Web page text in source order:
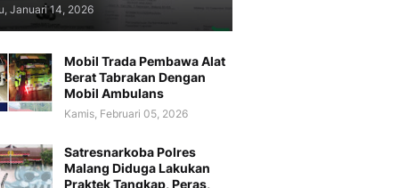
Januari 14, 2026
Mobil Trada Pembawa Alat
Berat Tabrakan Dengan
Mobil Ambulans
Kamis, Februari 05, 2026
Satresnarkoba Polres
Malang Diduga Lakukan
Praktek Tangkap, Peras,